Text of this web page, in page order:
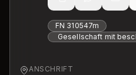
FN 310547m
Gesellschaft mit
ANSCHRIFT